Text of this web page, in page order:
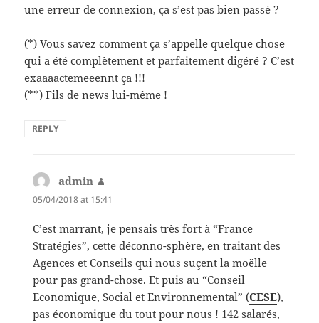
une erreur de connexion, ça s’est pas bien passé ?
(*) Vous savez comment ça s’appelle quelque chose
qui a été complètement et parfaitement digéré ? C’est
exaaaactemeeennt ça !!!
(**) Fils de news lui-même !
REPLY
admin
05/04/2018 at 15:41
C’est marrant, je pensais très fort à “France
Stratégies”, cette déconno-sphère, en traitant des
Agences et Conseils qui nous suçent la moëlle
pour pas grand-chose. Et puis au “Conseil
Economique, Social et Environnemental” (CESE),
pas économique du tout pour nous ! 142 salarés,